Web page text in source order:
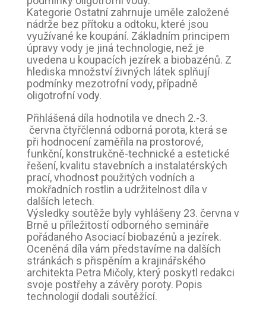
Kategorie Ostatní zahrnuje uměle založené
nádrže bez přítoku a odtoku, které jsou
využívané ke koupání. Základním principem
úpravy vody je jiná technologie, než je
uvedena u koupacích jezírek a biobazénů. Z
hlediska množství živných látek splňují
podmínky mezotrofní vody, případně
oligotrofní vody.
Přihlášená díla hodnotila ve dnech 2.-3.
června čtyřčlenná odborná porota, která se
při hodnocení zaměřila na prostorové,
funkční, konstrukčně-technické a estetické
řešení, kvalitu stavebních a instalatérských
prací, vhodnost použitých vodních a
mokřadních rostlin a udržitelnost díla v
dalších letech.
Výsledky soutěže byly vyhlášeny 23. června v
Brně u příležitostí odborného semináře
pořádaného Asociací biobazénů a jezírek.
Oceněná díla vám představíme na dalších
stránkách s přispěním a krajinářského
architekta Petra Mičoly, který poskytl redakci
svoje postřehy a závěry poroty. Popis
technologií dodali soutěžící.